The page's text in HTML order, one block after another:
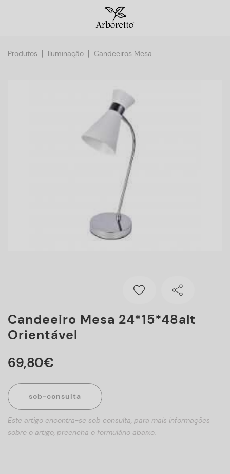
Produtos Iluminação Candeeiros Mesa
Candeeiro Mesa 24*15*48alt
Orientável
69,80€
sob-consulta
Este artigo encontra-se sob consulta, para mais informações
sobre o artigo, preencha o formulário abaixo.